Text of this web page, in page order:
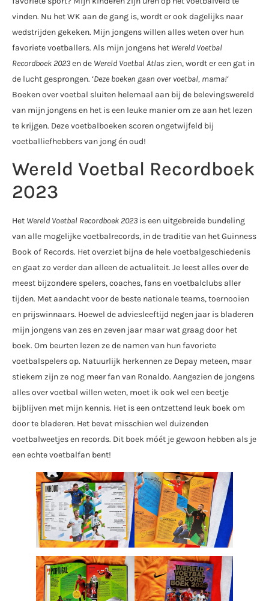
vinden. Nu het WK aan de gang is, wordt er ook dagelijks naar
wedstrijden gekeken. Mijn jongens willen alles weten over hun
favoriete voetballers. Als mijn jongens het Wereld Voetbal
Recordboek 2023en de Wereld Voetbal Atlas zien, wordt er een gat in
de lucht gesprongen. ‘Deze boeken gaan over voetbal, mama!‘
Boeken over voetbal sluiten helemaal aan bij de belevingswereld
van mijn jongens en het is een leuke manier om ze aan het lezen
te krijgen. Deze voetbalboeken scoren ongetwijfeld bij
voetballiefhebbers van jong én oud!
Wereld Voetbal Recordboek
2023
Het Wereld Voetbal Recordboek 2023 is een uitgebreide bundeling
van alle mogelijke voetbalrecords, in de traditie van het Guinness
Book of Records. Het overziet bijna de hele voetbalgeschiedenis
en gaat zo verder dan alleen de actualiteit. Je leest alles over de
meest bijzondere spelers, coaches, fans en voetbalclubs aller
tijden. Met aandacht voor de beste nationale teams, toernooien
en prijswinnaars. Hoewel de adviesleeftijd negen jaar is bladeren
mijn jongens van zes en zeven jaar maar wat graag door het
boek. Om beurten lezen ze de namen van hun favoriete
voetbalspelers op. Natuurlijk herkennen ze Depay meteen, maar
stiekem zijn ze nog meer fan van Ronaldo. Aangezien de jongens
alles over voetbal willen weten, moet ik ook wel een beetje
bijblijven met mijn kennis. Het is een ontzettend leuk boek om
door te bladeren. Het bevat misschien wel duizenden
voetbalweetjes en records. Dit boek móét je gewoon hebben als je
een echte voetbalfan bent!